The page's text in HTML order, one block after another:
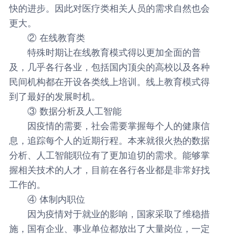
快的进步。因此对医疗类相关人员的需求自然也会
更大。
② 在线教育类
特殊时期让在线教育模式得以更加全面的普
及，几乎各行各业，包括国内顶尖的高校以及各种
民间机构都在开设各类线上培训。线上教育模式得
到了最好的发展时机。
③ 数据分析及人工智能
因疫情的需要，社会需要掌握每个人的健康信
息，追踪每个人的近期行程。本来就很火热的数据
分析、人工智能职位有了更加迫切的需求。能够掌
握相关技术的人才，目前在各行各业都是非常好找
工作的。
④ 体制内职位
因为疫情对于就业的影响，国家采取了维稳措
施，国有企业、事业单位都放出了大量岗位，一定